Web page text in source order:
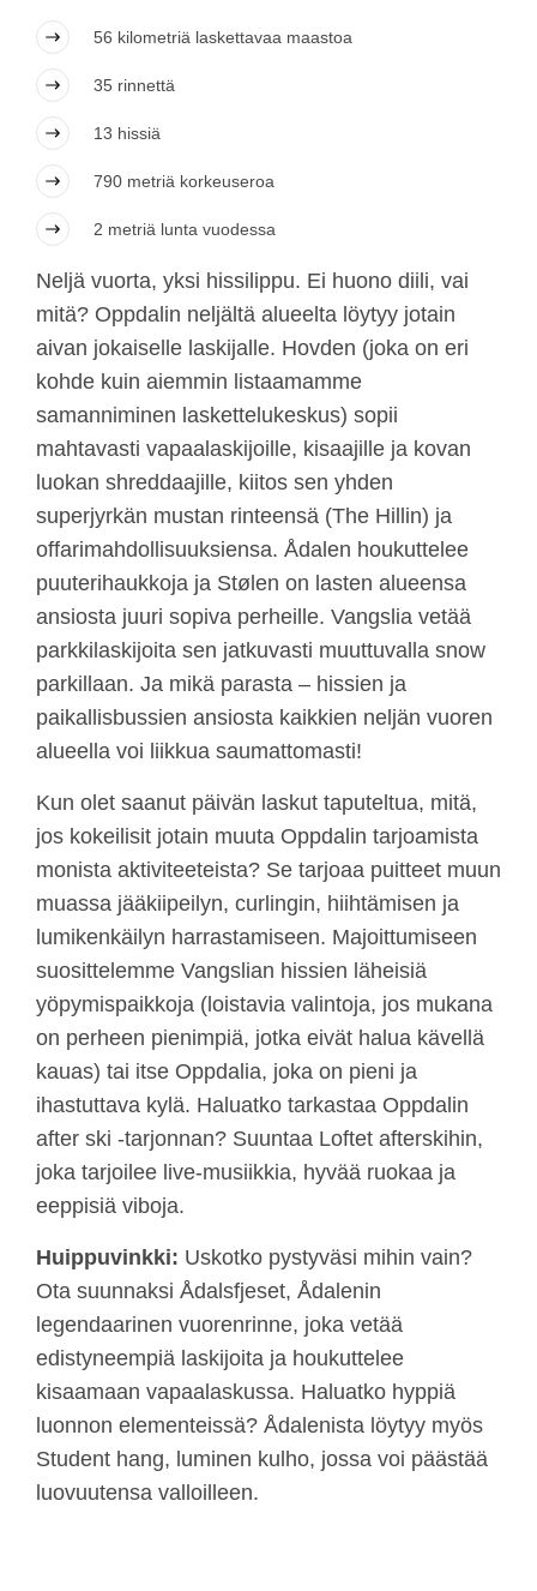
56 kilometriä laskettavaa maastoa
35 rinnettä
13 hissiä
790 metriä korkeuseroa
2 metriä lunta vuodessa
Neljä vuorta, yksi hissilippu. Ei huono diili, vai
mitä? Oppdalin neljältä alueelta löytyy jotain
aivan jokaiselle laskijalle. Hovden (joka on eri
kohde kuin aiemmin listaamamme
samanniminen laskettelukeskus) sopii
mahtavasti vapaalaskijoille, kisaajille ja kovan
luokan shreddaajille, kiitos sen yhden
superjyrkän mustan rinteensä (The Hillin) ja
offarimahdollisuuksiensa. Ådalen houkuttelee
puuterihaukkoja ja Stølen on lasten alueensa
ansiosta juuri sopiva perheille. Vangslia vetää
parkkilaskijoita sen jatkuvasti muuttuvalla snow
parkillaan. Ja mikä parasta – hissien ja
paikallisbussien ansiosta kaikkien neljän vuoren
alueella voi liikkua saumattomasti!
Kun olet saanut päivän laskut taputeltua, mitä,
jos kokeilisit jotain muuta Oppdalin tarjoamista
monista aktiviteeteista? Se tarjoaa puitteet muun
muassa jääkiipeilyn, curlingin, hiihtämisen ja
lumikenkäilyn harrastamiseen. Majoittumiseen
suosittelemme Vangslian hissien läheisiä
yöpymispaikkoja (loistavia valintoja, jos mukana
on perheen pienimpiä, jotka eivät halua kävellä
kauas) tai itse Oppdalia, joka on pieni ja
ihastuttava kylä. Haluatko tarkastaa Oppdalin
after ski -tarjonnan? Suuntaa Loftet afterskihin,
joka tarjoilee live-musiikkia, hyvää ruokaa ja
eeppisiä viboja.
Huippuvinkki: Uskotko pystyväsi mihin vain?
Ota suunnaksi Ådalsfjeset, Ådalenin
legendaarinen vuorenrinne, joka vetää
edistyneempiä laskijoita ja houkuttelee
kisaamaan vapaalaskussa. Haluatko hyppiä
luonnon elementeissä? Ådalenista löytyy myös
Student hang, luminen kulho, jossa voi päästää
luovuutensa valloilleen.